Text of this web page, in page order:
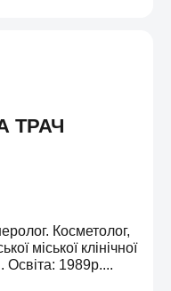
ТРАЧ
Косметолог,
міської клінічної
Освіта: 1989р....